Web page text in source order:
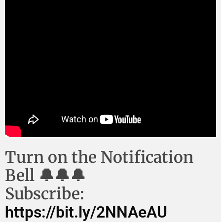
Turn on the Notification
Bell 🔔🔔🔔
Subscribe:
https://bit.ly/2NNAeAU